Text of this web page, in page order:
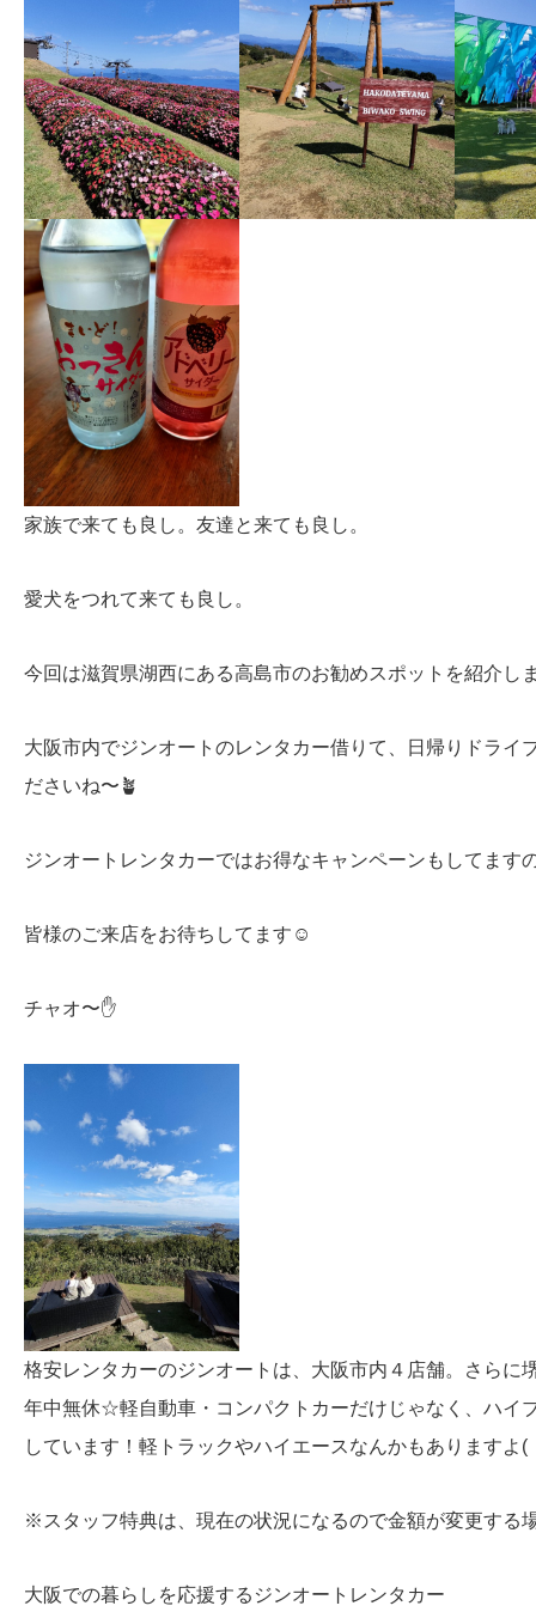
家族で来ても良し。友達と来ても良し。
愛犬をつれて来ても良し。
今回は滋賀県湖西にある高島市のお勧めスポットを紹介し
大阪市内でジンオートのレンタカー借りて、日帰りドラ
ださいね〜🪴
ジンオートレンタカーではお得なキャンペーンもしてます
皆様のご来店をお待ちしてます☺️
チャオ〜✋
格安レンタカーのジンオートは、大阪市内４店舗。さらに
年中無休☆軽自動車・コンパクトカーだけじゃなく、ハイ
しています！軽トラックやハイエースなんかもありますよ(
※スタッフ特典は、現在の状況になるので金額が変更する
大阪での暮らしを応援するジンオートレンタカー